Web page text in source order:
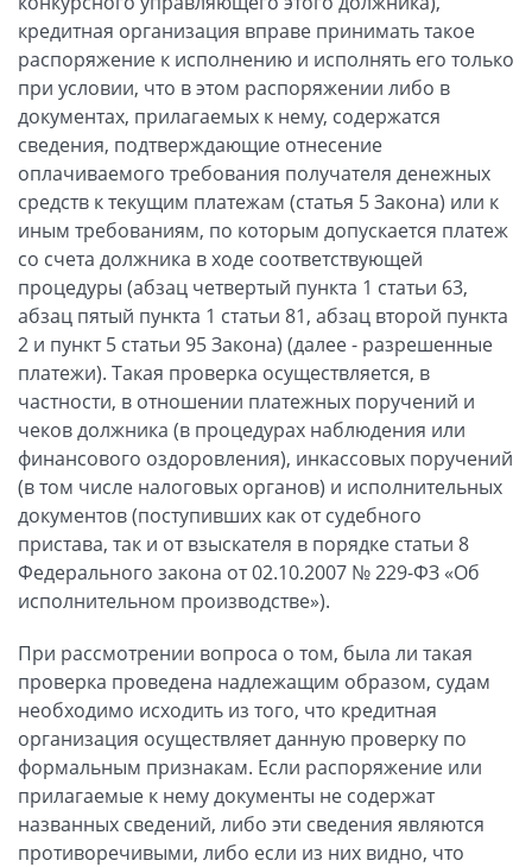
кредитная организация вправе принимать такое
распоряжение к исполнению и исполнять его только
при условии, что в этом распоряжении либо в
документах, прилагаемых к нему, содержатся
сведения, подтверждающие отнесение
оплачиваемого требования получателя денежных
средств к текущим платежам (статья 5 Закона) или к
иным требованиям, по которым допускается платеж
со счета должника в ходе соответствующей
процедуры (абзац четвертый пункта 1 статьи 63,
абзац пятый пункта 1 статьи 81, абзац второй пункта
2 и пункт 5 статьи 95 Закона) (далее - разрешенные
платежи). Такая проверка осуществляется, в
частности, в отношении платежных поручений и
чеков должника (в процедурах наблюдения или
финансового оздоровления), инкассовых поручений
(в том числе налоговых органов) и исполнительных
документов (поступивших как от судебного
пристава, так и от взыскателя в порядке статьи 8
Федерального закона от 02.10.2007 № 229-ФЗ «Об
исполнительном производстве»).
При рассмотрении вопроса о том, была ли такая
проверка проведена надлежащим образом, судам
необходимо исходить из того, что кредитная
организация осуществляет данную проверку по
формальным признакам. Если распоряжение или
прилагаемые к нему документы не содержат
названных сведений, либо эти сведения являются
противоречивыми, либо если из них видно, что